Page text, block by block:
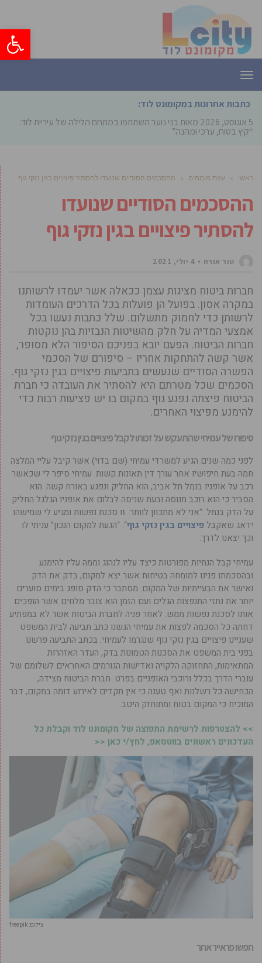
פתח
תפריט
כתבות אחרונות במקומונט לוד:
5 אוגוסט, 2026
מאות בני נוער השתתפו במתחם הלילה של עיריית לוד:
“קיץ בטוח, ערכי ומהנה”
ראשי » עצת מומחים » ההסכמים הסודיים שנועדו להסתיר פיצויים בגין נזקי גוף
ההסכמים הסודיים שנועדו
להסתיר פיצויים בגין נזקי גוף
טור אורח 4 יולי, 2021
חברות ביטוח מציגות עצמן ככאלה אשר יעמדו לרשותנו
במקרה אסון. בפועל הן פועלות בכל הדרכים העומדות
לרשותן כדי לחמוק מתשלום. שלל כתבות נעשו בכל
אמצעי המדיה על חלק מהשיטות הנבזיות בהן נוקטות
חברות הביטוח. הפעם יובא בפניכם הסיפור הלא מסופר,
אשר קשה להתחקות אחריו – סיפורם של הסכמי
הפשרה הסודיים שנעשים בתביעות פיצויים בגין נזקי גוף.
הסכמים שכל מטרתם היא להסתיר את העובדה כי חברת
הביטוח פיצתה נפגע גוף במקום בו יש פציעות רבות כדי
להימנע מפיצוי האחרים.
סיפורו של עמיחי שהתעקש על זכותו לקבל פיצויים בגין נזקי גוף
לפני כמה שנים הגיע למשרדי עמיחי (שם בדוי) אשר קיבל עליי המלצה
חמה בעת חיפושיו אחר עורך דין תאונות קשות. עמיחי סיפר לי שכאשר
רכב על אופניו בנמל תל אביב, הוא החליק ונפגע באורח קשה. הוא
הסביר כי הוא רוכב מנוסה ובעת שניסה לבלום את אופניו הגלגל החליק
על הדק בנמל. “אני לא מתכוון לוותר. זו סכנת נפשות ומגיע לי שמישהו
ידאג שאקבל פיצויים בגין נזקי גוף“. “הגעת למקום הנכון” עניתי לו
וכך יצאנו לדרך.
עמיחי קבל הנחיות מפורטות כיצד עליו לנהוג וממה עליו להימנע
ובהסכמתו פנינו למומחה בטיחות אשר יצא למקום, בדק את הדק
ואישר את הבעייתיות של המקום. מסתבר כי הדק סופג בימים סוערים
יותר את נתזי התנפצות הגלים ועם הזמן הוא צובר מלחים אשר הופכים
אותו לסכנת נפשות ממש. לאחר פניה לחברת הביטוח אשר לא במפתיע
דחתה כל הסכמה לפצות את עמיחי הגשנו כתב תביעה לבית המשפט
שעניינו פיצויים בגין נזקי גוף שנגרמו לעמיחי. בכתב התביעה פרשנו
בפני בית המשפט את הסכנות הטמונות בדק, העדר האזהרות
המתאימות, התחזוקה הלקויה ואדישות הגורמים האחראים לשלומם של
עוברי הדרך בכלל ורוכבי האופניים בפרט. חברת הביטוח מצידה,
הכחישה כל רשלנות ואף טענה כי אין תקדים לאירוע דומה במקום, דבר
המוכיח כי המקום בטוח ומתוחזק היטב.
>> להצטרפות לרשימת התפוצה של מקומונט לוד וקבלת כל
העדכונים ראשונים בווטסאפ, לחץ/י כאן <<
צילום: freepik
חפשו פראייר אחר